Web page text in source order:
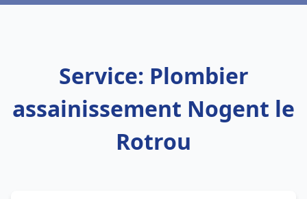
Service: Plombier
assainissement Nogent le
Rotrou